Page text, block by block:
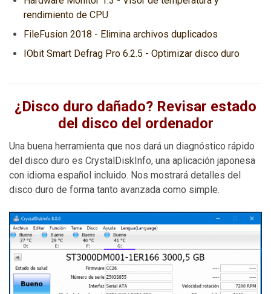
rendimiento de CPU
FileFusion 2018 - Elimina archivos duplicados
IObit Smart Defrag Pro 6.2.5 - Optimizar disco duro
¿Disco duro dañado? Revisar estado
del disco del ordenador
Una buena herramienta que nos dará un diagnóstico rápido
del disco duro es CrystalDiskInfo, una aplicación japonesa
con idioma español incluido. Nos mostrará detalles del
disco duro de forma tanto avanzada como simple.